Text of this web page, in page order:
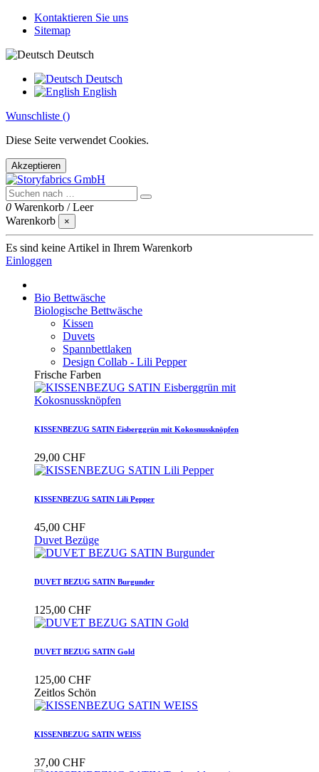
Kontaktieren Sie uns
Sitemap
Deutsch
Deutsch
English
Wunschliste ()
Diese Seite verwendet Cookies.
Akzeptieren
0 Warenkorb /Leer
Warenkorb
×
Es sind keine Artikel in Ihrem Warenkorb
Einloggen
Bio Bettwäsche
Biologische Bettwäsche
Kissen
Duvets
Spannbettlaken
Design Collab - Lili Pepper
Frische Farben
KISSENBEZUG SATIN Eisberggrün mit Kokosnussknöpfen
29,00 CHF
KISSENBEZUG SATIN Lili Pepper
45,00 CHF
Duvet Bezüge
DUVET BEZUG SATIN Burgunder
125,00 CHF
DUVET BEZUG SATIN Gold
125,00 CHF
Zeitlos Schön
KISSENBEZUG SATIN WEISS
37,00 CHF